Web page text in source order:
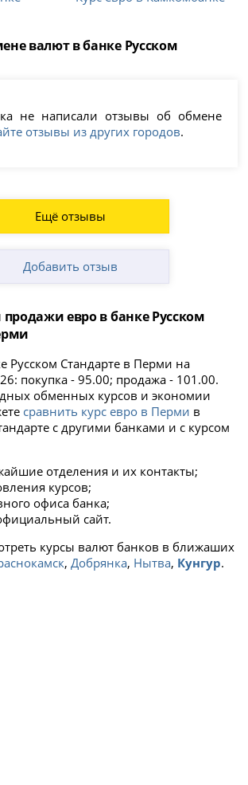
валют в банке Русском
не написали отзывы об обмене
отзывы из других городов.
Ещё отзывы
Добавить отзыв
продажи евро в банке Русском
Русском Стандарте в Перми на
покупка - 95.00; продажа - 101.00.
обменных курсов и экономии
сравнить курс евро в Перми в
с другими банками и с курсом
отделения и их контакты;
курсов;
офиса банка;
сайт.
курсы валют банков в ближаших
,Добрянка, Нытва, Кунгур.